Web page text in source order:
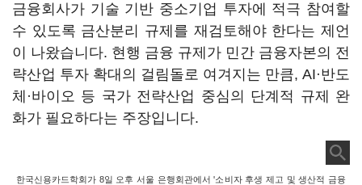
금융회사가 기술 기반 중소기업 투자에 적극 참여할
수 있도록 금산분리 규제를 재검토해야 한다는 제언
이 나왔습니다. 현행 금융 규제가 민간 금융자본의 전
략산업 투자 확대의 걸림돌로 여겨지는 만큼, AI·반도
체·바이오 등 국가 전략산업 중심의 단계적 규제 완
화가 필요하다는 주장입니다.
한국신용카드학회가 8일 오후 서울 은행회관에서 '소비자 후생 제고 및 생산적 금융